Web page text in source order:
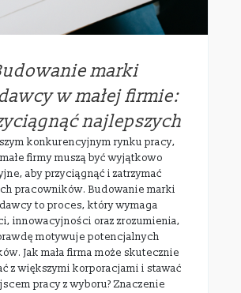
marki
w małej firmie:
najlepszych
konkurencyjnym rynku pracy,
firmy muszą być wyjątkowo
aby przyciągnąć i zatrzymać
pracowników. Budowanie marki
to proces, który wymaga
innowacyjności oraz zrozumienia,
motywuje potencjalnych
Jak mała firma może skutecznie
z większymi korporacjami i stawać
pracy z wyboru? Znaczenie